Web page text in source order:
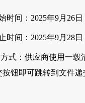
时间：2025年9月26日
时间：2025年9月28日
式：供应商使用一
按钮即可跳转到文件递